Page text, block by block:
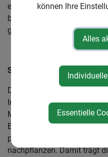
entstehenden Sortenbuch
beschrieben werden. Der
gemeinsam mit Familie
Sortenbestimmung als
Die
Initiative im Bereich der
Moststraße etabliert. Nur
Birnbäume im eigenen
pflegen, erhalten und
nachpflanzen. Damit trägt
können Ihre
Alles
Essentielle